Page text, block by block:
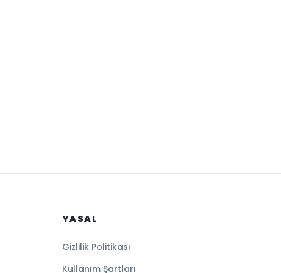
YASAL
Gizlilik Politikası
Kullanım Şartları